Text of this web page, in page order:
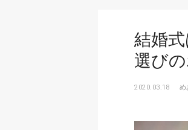
結婚
選び
2020.03.18 め